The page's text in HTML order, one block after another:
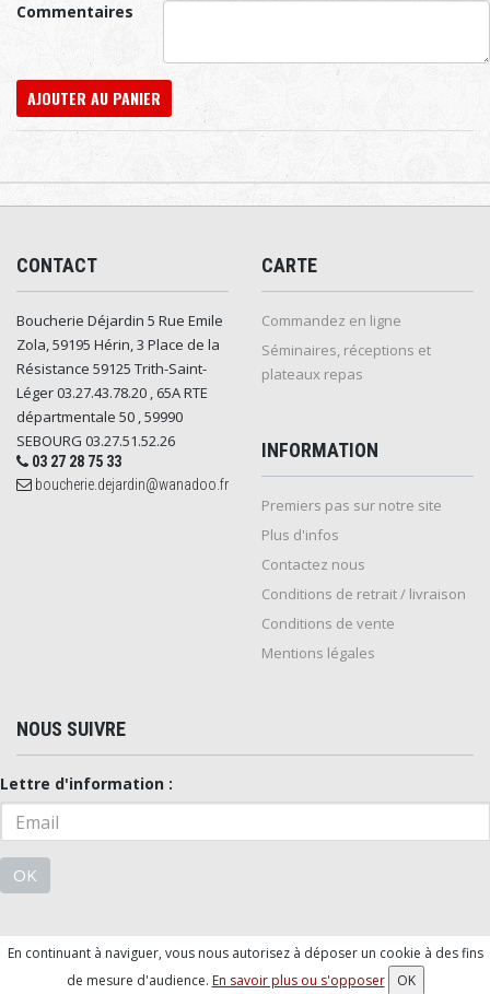
Commentaires
AJOUTER AU PANIER
CONTACT
Boucherie Déjardin 5 Rue Emile
Zola, 59195 Hérin, 3 Place de la
Résistance 59125 Trith-Saint-
Léger 03.27.43.78.20 , 65A RTE
départmentale 50 , 59990
SEBOURG 03.27.51.52.26
03 27 28 75 33
boucherie.dejardin@wanadoo.fr
CARTE
Commandez en ligne
Séminaires, réceptions et
plateaux repas
INFORMATION
Premiers pas sur notre site
Plus d'infos
Contactez nous
Conditions de retrait / livraison
Conditions de vente
Mentions légales
NOUS SUIVRE
Lettre d'information :
OK
© 2026 - Logiciel
SaasFood - Logiciel de gestion de commande sur
En continuant à naviguer, vous nous autorisez à déposer un cookie à des fins
de mesure d'audience. En savoir plus ou s'opposer OK